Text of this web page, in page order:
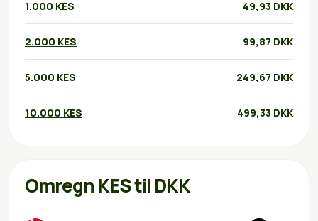
1.000 KES 49,93 DKK
2.000 KES 99,87 DKK
5.000 KES 249,67 DKK
10.000 KES 499,33 DKK
Omregn KES til DKK